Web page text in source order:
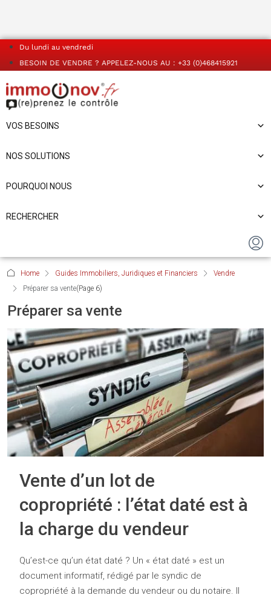
Du lundi au vendredi
BESOIN DE VENDRE ? APPELEZ-NOUS AU : +33 (0)468415921
VOS BESOINS
NOS SOLUTIONS
POURQUOI NOUS
RECHERCHER
Home Guides Immobiliers, Juridiques et Financiers
Vendre
Préparer sa vente(Page 6)
Préparer sa vente
Vente d’un lot de
copropriété : l’état daté est à
la charge du vendeur
Qu’est-ce qu’un état daté ? Un « état daté » est un
document informatif, rédigé par le syndic de
copropriété à la demande du vendeur ou du notaire. Il